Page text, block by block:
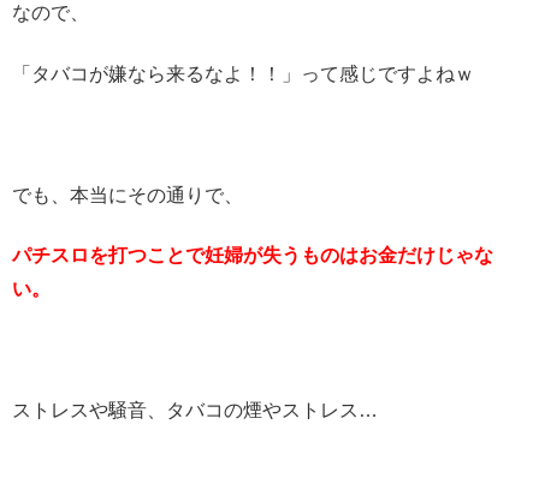
なので、
「タバコが嫌なら来るなよ！！」って感じですよねｗ
でも、本当にその通りで、
パチスロを打つことで妊婦が失うものはお金だけじゃな
い。
ストレスや騒音、タバコの煙やストレス…